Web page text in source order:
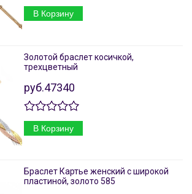
В Корзину
Золотой браслет косичкой,
трехцветный
руб.47340
В Корзину
Браслет Картье женский с широкой
пластиной, золото 585